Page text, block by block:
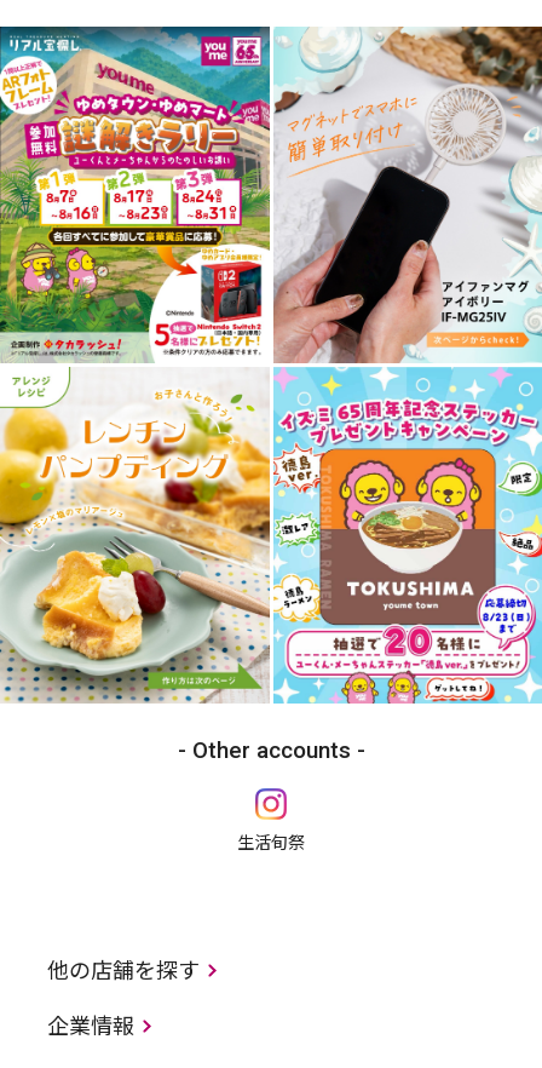
Other accounts
生活旬祭
他の店舗を探す
企業情報